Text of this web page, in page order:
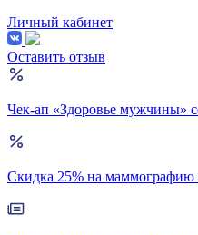
Личный кабинет
Оставить отзыв
Чек-ап «Здоровье мужчины»
Скидка 25% на маммографию